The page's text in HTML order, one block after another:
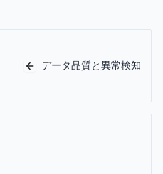
データ品質と異常検知